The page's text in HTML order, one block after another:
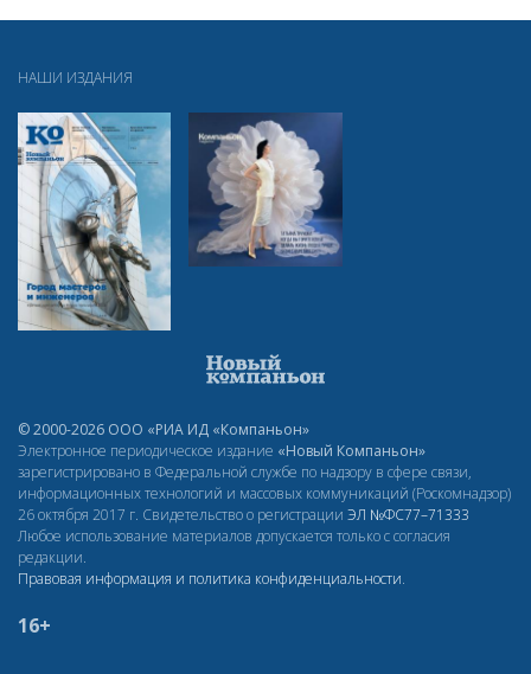
НАШИ ИЗДАНИЯ
© 2000-2026 ООО «РИА ИД «Компаньон»
Электронное периодическое издание «Новый Компаньон»
зарегистрировано в Федеральной службе по надзору в сфере связи,
информационных технологий и массовых коммуникаций (Роскомнадзор)
26 октября 2017 г. Свидетельство о регистрации ЭЛ №ФС77–71333
Любое использование материалов допускается только с согласия
редакции.
Правовая информация и политика конфиденциальности.
16+